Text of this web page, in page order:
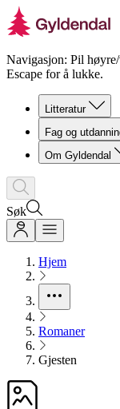
Navigasjon: Pil
Escape for å lukke.
Litteratur
Fag og
Om Gyldendal
Søk
Hjem
Romaner
Gjesten